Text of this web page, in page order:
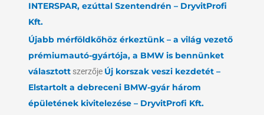
INTERSPAR, ezúttal Szentendrén – DryvitProfi
Kft.
Újabb mérföldkőhöz érkeztünk – a világ vezető
prémiumautó-gyártója, a BMW is bennünket
választott szerzője Új korszak veszi kezdetét –
Elstartolt a debreceni BMW-gyár három
épületének kivitelezése – DryvitProfi Kft.